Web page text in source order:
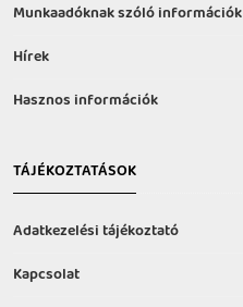
Munkaadóknak szóló információk
Hírek
Hasznos információk
TÁJÉKOZTATÁSOK
Adatkezelési tájékoztató
Kapcsolat